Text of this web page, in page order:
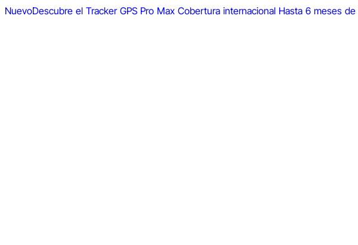
NuevoDescubre el Tracker GPS Pro Max Cobertura internacional Hasta 6 meses